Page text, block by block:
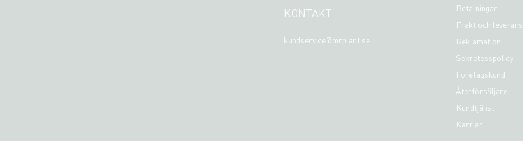
KONTAKT
kundservice@mrplant.se
Betalningar
Frakt och leverans
Reklamation
Sekretesspolicy
Företagskund
Återförsäljare
Kundtjänst
Karriär